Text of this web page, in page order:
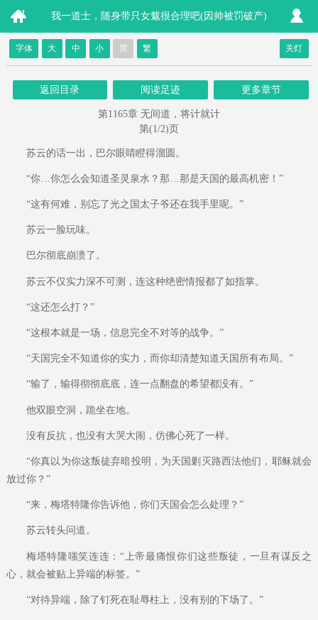
我一道士，随身带只女魃很合理吧(因帅被罚破产)
字体 大 中 小 简 繁 关灯
返回目录 阅读足迹 更多章节
第1165章 无间道，将计就计
第(1/2)页
苏云的话一出，巴尔眼睛瞪得溜圆。
“你…你怎么会知道圣灵泉水？那…那是天国的最高机密！”
“这有何难，别忘了光之国太子爷还在我手里呢。”
苏云一脸玩味。
巴尔彻底崩溃了。
苏云不仅实力深不可测，连这种绝密情报都了如指掌。
“这还怎么打？”
“这根本就是一场，信息完全不对等的战争。”
“天国完全不知道你的实力，而你却清楚知道天国所有布局。”
“输了，输得彻彻底底，连一点翻盘的希望都没有。”
他双眼空洞，跪坐在地。
没有反抗，也没有大哭大闹，仿佛心死了一样。
“你真以为你这叛徒弃暗投明，为天国剿灭路西法他们，耶稣就会
放过你？”
“来，梅塔特隆你告诉他，你们天国会怎么处理？”
苏云转头问道。
梅塔特隆嗤笑连连：“上帝最痛恨你们这些叛徒，一旦有谋反之
心，就会被贴上异端的标签。”
“对待异端，除了钉死在耻辱柱上，没有别的下场了。”